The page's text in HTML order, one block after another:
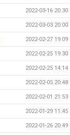
2022-03-16 20:30
2022-03-03 20:00
2022-02-27 19:09
2022-02-25 19:30
2022-02-25 14:14
2022-02-05 20:48
2022-02-01 21:53
2022-01-29 11:45
2022-01-26 20:49